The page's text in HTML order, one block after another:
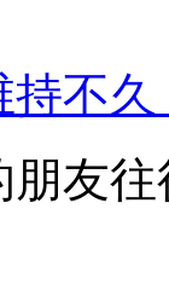
不
友